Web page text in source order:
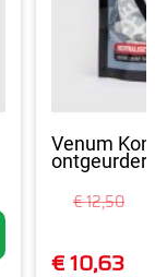
Venum
ontgeurder
€ 12,50
€ 10,63